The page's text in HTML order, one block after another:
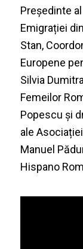
Președinte
Emigrației
Stan,
Europene
Silvia
Femeilor
Popescu și
ale
Manuel
Hispano